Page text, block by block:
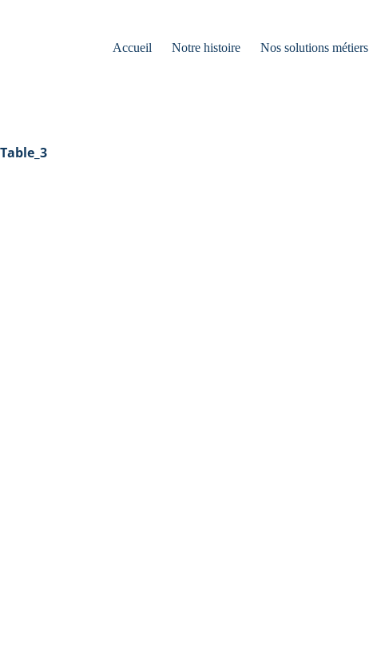
Accueil Notre histoire Nos solutions métiers
Table_3